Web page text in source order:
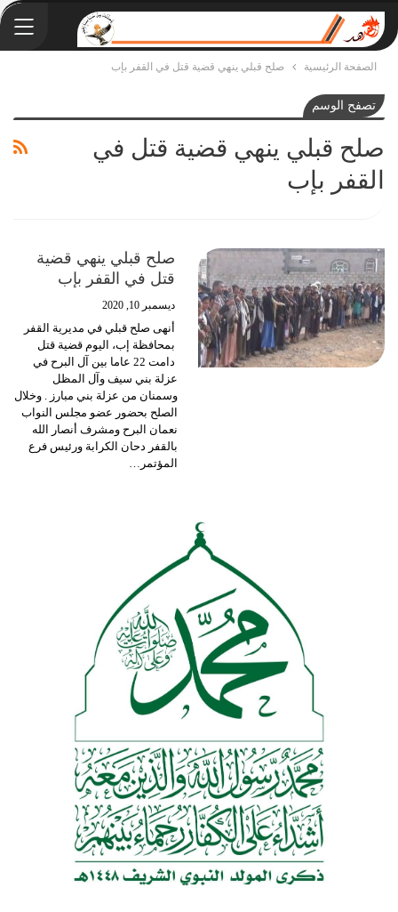
الصفحة الرئيسية صلح قبلي ينهي قضية قتل في القفر بإب
تصفح الوسم
صلح قبلي ينهي قضية قتل في
القفر بإب
صلح قبلي ينهي قضية
قتل في القفر بإب
ديسمبر 10, 2020
أنهى صلح قبلي في مديرية القفر
بمحافظة إب، اليوم قضية قتل
دامت 22 عاما بين آل البرح في
عزلة بني سيف وآل المظل
وسمنان من عزلة بني مبارز . وخلال
الصلح بحضور عضو مجلس النواب
نعمان البرح ومشرف أنصار الله
بالقفر دحان الكرابة ورئيس فرع
المؤتمر …